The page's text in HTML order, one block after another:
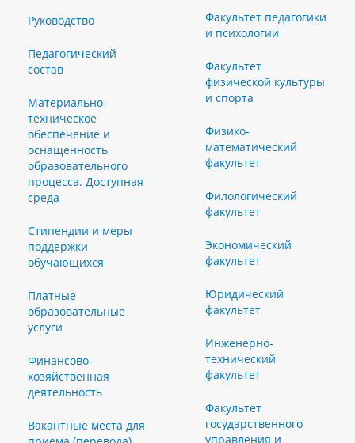
Руководство
Педагогический
состав
Материально-
техническое
обеспечение и
оснащенность
образовательного
процесса. Доступная
среда
Стипендии и меры
поддержки
обучающихся
Платные
образовательные
услуги
Финансово-
хозяйственная
деятельность
Вакантные места для
Факультет педагогики
и психологии
Факультет
физической культуры
и спорта
Физико-
математический
факультет
Филологический
факультет
Экономический
факультет
Юридический
факультет
Инженерно-
технический
факультет
Факультет
государственного
управления и